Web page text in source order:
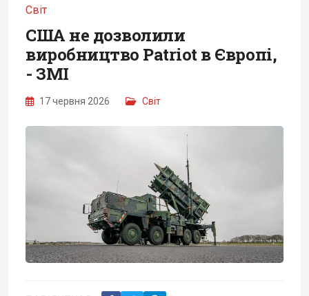
Світ
США не дозволили
виробництво Patriot в Європі,
- ЗМІ
17 червня 2026 Світ